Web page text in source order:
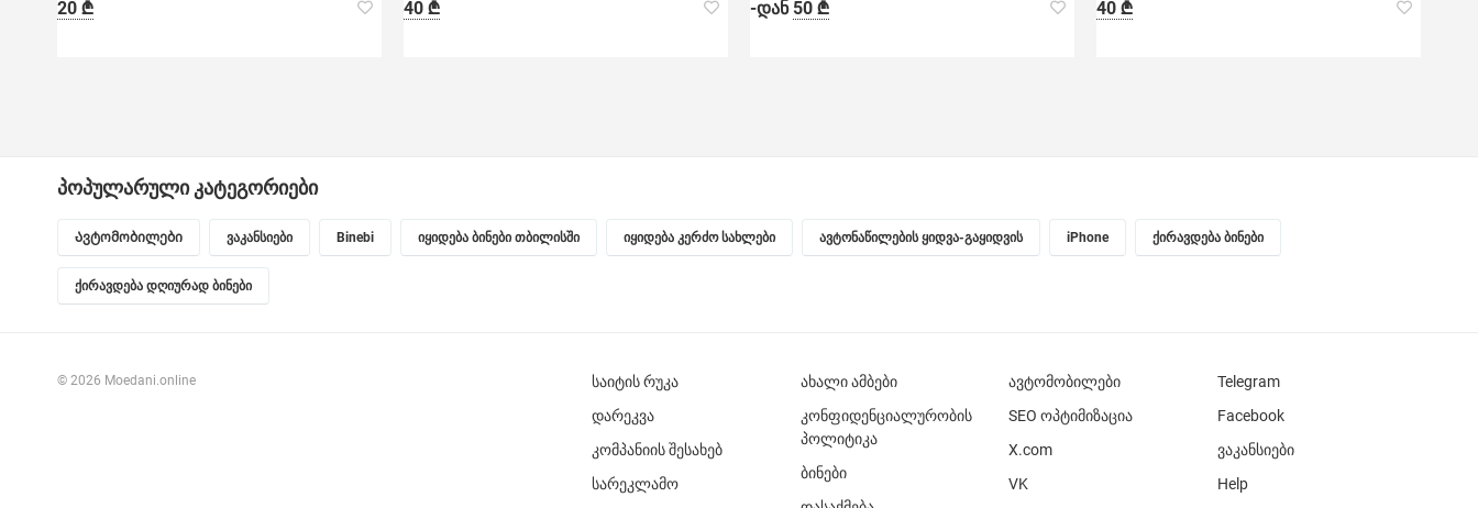
20 ₾ 40 ₾ -დან 50 ₾ 40 ₾
პოპულარული კატეგორიები
Ავტომობილები ვაკანსიები Binebi იყიდება ბინები თბილისში იყიდება კერძო სახლები ავტონაწილების ყიდვა-გაყიდვის iPhone ქირავდება ბინები
ქირავდება დღიურად ბინები
© 2026 Moedani.online
საიტის რუკა
დარეკვა
კომპანიის შესახებ
სარეკლამო
ახალი ამბები
კონფიდენციალურობის
პოლიტიკა
ბინები
ავტომობილები
SEO ოპტიმიზაცია
X.com
VK
Telegram
Facebook
ვაკანსიები
Help